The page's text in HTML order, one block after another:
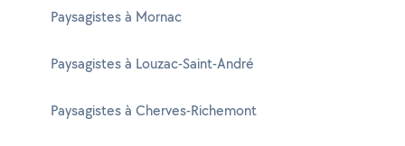
Paysagistes à Mornac
Paysagistes à Louzac-Saint-André
Paysagistes à Cherves-Richemont